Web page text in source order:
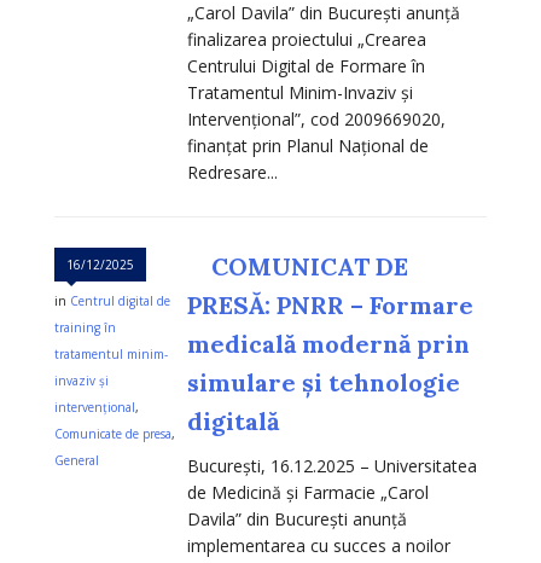
„Carol Davila” din București anunță
finalizarea proiectului „Crearea
Centrului Digital de Formare în
Tratamentul Minim-Invaziv și
Intervențional”, cod 2009669020,
finanțat prin Planul Național de
Redresare...
16/12/2025
in Centrul digital de
training în
tratamentul minim-
invaziv și
intervențional,
Comunicate de presa,
General
COMUNICAT DE
PRESĂ: PNRR – Formare
medicală modernă prin
simulare și tehnologie
digitală
București, 16.12.2025 – Universitatea
de Medicină și Farmacie „Carol
Davila” din București anunță
implementarea cu succes a noilor